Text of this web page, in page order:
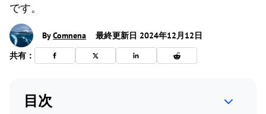
です。
ByComnena
最終更新日 2024年12月12日
共有：
目次